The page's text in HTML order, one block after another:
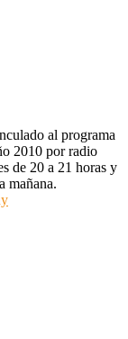
al programa
2010 por radio
de 20 a 21 horas y
mañana.